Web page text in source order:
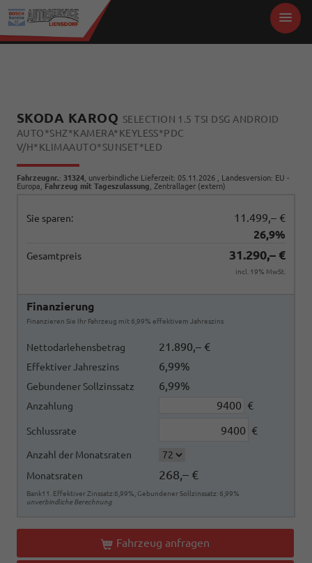
SKODA KAROQ SELECTION 1.5 TSI DSG ANDROID
AUTO*SHZ*KAMERA*KEYLESS*PDC
V/H*KLIMAAUTO*SUNSET*LED
Fahrzeugnr.: 31324 , unverbindliche Lieferzeit: 05.11.2026 , Landesversion: EU -
Europa, Fahrzeug mit Tageszulassung , Zentrallager (extern)
Sie sparen:
11.499,– €
26,9%
Gesamtpreis 31.290,– €
incl. 19% MwSt.
Finanzierung
Finanzieren Sie Ihr Fahrzeug mit 6,99% effektivem Jahreszins
Nettodarlehensbetrag 21.890,– €
Effektiver Jahreszins 6,99%
Gebundener Sollzinssatz 6,99%
Anzahlung €
Schlussrate €
Anzahl der Monatsraten
Monatsraten
268,– €
Bank11. Effektiver Zinssatz:6,99%, Gebundener Sollzinssatz: 6,99%
unverbindliche Berechnung
Fahrzeug anfragen